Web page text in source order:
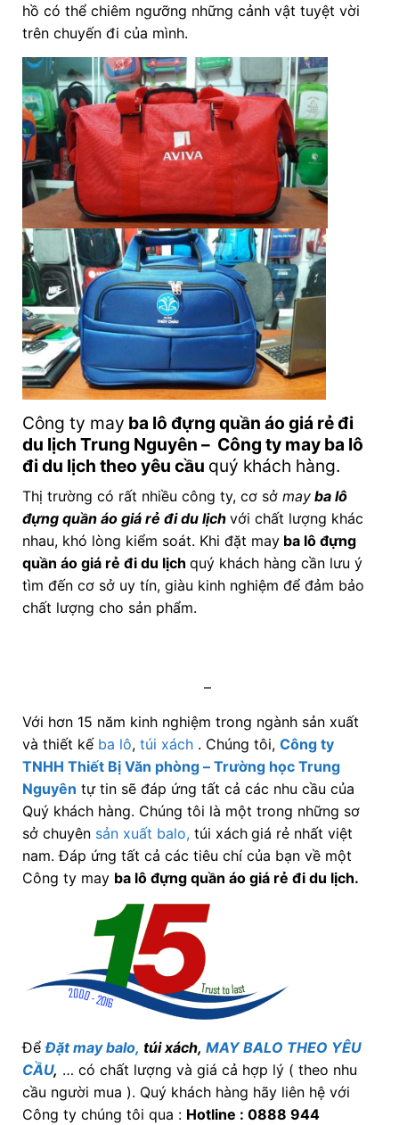
hồ có thể chiêm ngưỡng những cảnh vật tuyệt vời
trên chuyến đi của mình.
Công ty may ba lô đựng quần áo giá rẻ đi
du lịch Trung Nguyên – Công ty may ba lô
đi du lịch theo yêu cầu quý khách hàng.
Thị trường có rất nhiều công ty, cơ sở mayba lô
đựng quần áo giá rẻ đi du lịch với chất lượng khác
nhau, khó lòng kiểm soát. Khi đặt mayba lô đựng
quần áo giá rẻ đi du lịch quý khách hàng cần lưu ý
tìm đến cơ sở uy tín, giàu kinh nghiệm để đảm bảo
chất lượng cho sản phẩm.
–
Với hơn 15 năm kinh nghiệm trong ngành sản xuất
và thiết kế ba lô, túi xách . Chúng tôi, Công ty
TNHH Thiết Bị Văn phòng – Trường học Trung
Nguyên tự tin sẽ đáp ứng tất cả các nhu cầu của
Quý khách hàng. Chúng tôi là một trong những sơ
sở chuyên sản xuất balo, túi xách giá rẻ nhất việt
nam. Đáp ứng tất cả các tiêu chí của bạn về một
Công ty may ba lô đựng quần áo giá rẻ đi du lịch.
ĐểĐặt may balo, túi xách, MAY BALO THEO YÊU
CẦU, … có chất lượng và giá cả hợp lý ( theo nhu
cầu người mua ). Quý khách hàng hãy liên hệ với
Công ty chúng tôi qua : Hotline : 0888 944